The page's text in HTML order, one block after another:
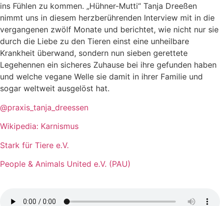
ins Fühlen zu kommen. „Hühner-Mutti“ Tanja Dreeßen
nimmt uns in diesem herzberührenden Interview mit in die
vergangenen zwölf Monate und berichtet, wie nicht nur sie
durch die Liebe zu den Tieren einst eine unheilbare
Krankheit überwand, sondern nun sieben gerettete
Legehennen ein sicheres Zuhause bei ihre gefunden haben
und welche vegane Welle sie damit in ihrer Familie und
sogar weltweit ausgelöst hat.
@praxis_tanja_dreessen
Wikipedia: Karnismus
Stark für Tiere e.V.
People & Animals United e.V. (PAU)